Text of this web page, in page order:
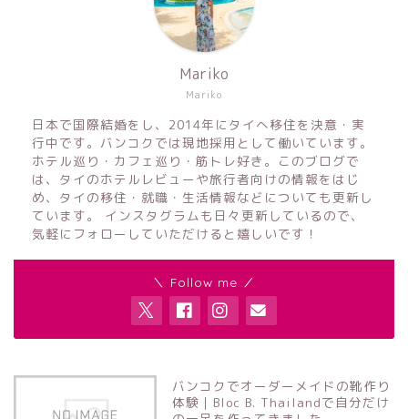
Mariko
Mariko
日本で国際結婚をし、2014年にタイへ移住を決意・実
行中です。バンコクでは現地採用として働いています。
ホテル巡り・カフェ巡り・筋トレ好き。このブログで
は、タイのホテルレビューや旅行者向けの情報をはじ
め、タイの移住・就職・生活情報などについても更新し
ています。 インスタグラムも日々更新しているので、
気軽にフォローしていただけると嬉しいです！
＼ Follow me ／
バンコクでオーダーメイドの靴作り
体験｜Bloc B. Thailandで自分だけ